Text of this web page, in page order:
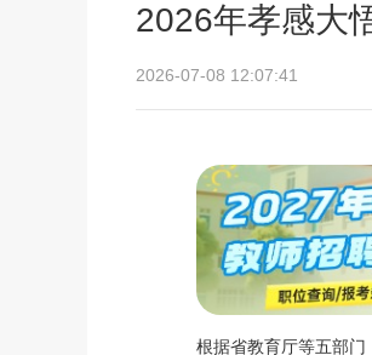
2026年孝感大
2026-07-08 12:07:41
根据省教育厅等五部